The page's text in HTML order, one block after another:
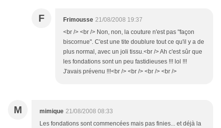
F Frimousse 21/08/2008 19:37
<br /> <br /> Non, non, la couture n'est pas "façon
biscornue". C'est une tite doublure tout ce qu'il y a de
plus normal, avec un joli tissu.<br /> Ah c'est sûr que
les fondations sont un peu fastidieuses !!! lol !!!
J'avais prévenu !!!<br /> <br /> <br /> <br />
M mimique 21/08/2008 08:33
Les fondations sont commencées mais pas finies... et déjà la